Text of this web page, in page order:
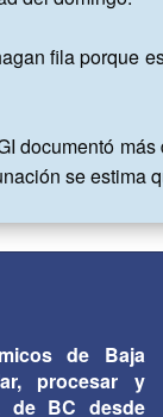
fila porque
documentó
se estima
de Baja
procesar y
de BC desde